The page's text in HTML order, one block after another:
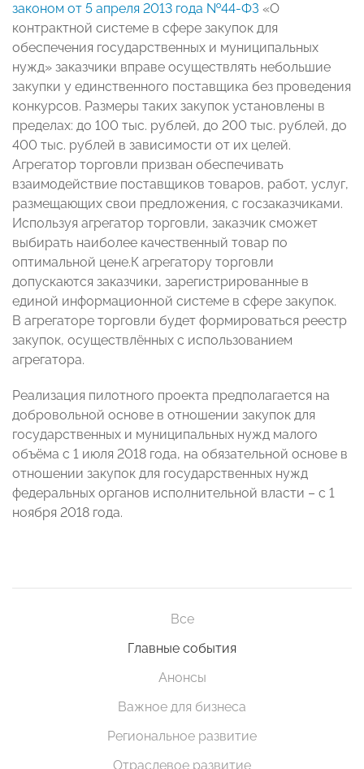
законом от 5 апреля 2013 года №44-ФЗ «О
контрактной системе в сфере закупок для
обеспечения государственных и муниципальных
нужд» заказчики вправе осуществлять небольшие
закупки у единственного поставщика без проведения
конкурсов. Размеры таких закупок установлены в
пределах: до 100 тыс. рублей, до 200 тыс. рублей, до
400 тыс. рублей в зависимости от их целей.
Агрегатор торговли призван обеспечивать
взаимодействие поставщиков товаров, работ, услуг,
размещающих свои предложения, с госзаказчиками.
Используя агрегатор торговли, заказчик сможет
выбирать наиболее качественный товар по
оптимальной цене.К агрегатору торговли
допускаются заказчики, зарегистрированные в
единой информационной системе в сфере закупок.
В агрегаторе торговли будет формироваться реестр
закупок, осуществлённых с использованием
агрегатора.
Реализация пилотного проекта предполагается на
добровольной основе в отношении закупок для
государственных и муниципальных нужд малого
объёма с 1 июля 2018 года, на обязательной основе в
отношении закупок для государственных нужд
федеральных органов исполнительной власти – с 1
ноября 2018 года.
Все
Главные события
Анонсы
Важное для бизнеса
Региональное развитие
Отраслевое развитие